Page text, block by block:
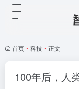
首页 • 科技 • 正文
100年后，人